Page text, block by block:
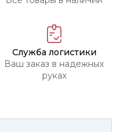
Служба логистики
Ваш заказ в надежных
руках